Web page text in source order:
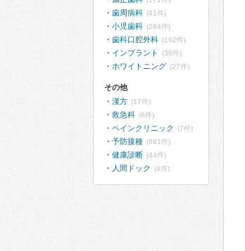
歯周病科 (41件)
小児歯科 (284件)
歯科口腔外科 (162件)
インプラント (36件)
ホワイトニング (27件)
その他
漢方 (17件)
救急科 (6件)
ペインクリニック (7件)
予防接種 (681件)
健康診断 (44件)
人間ドック (4件)